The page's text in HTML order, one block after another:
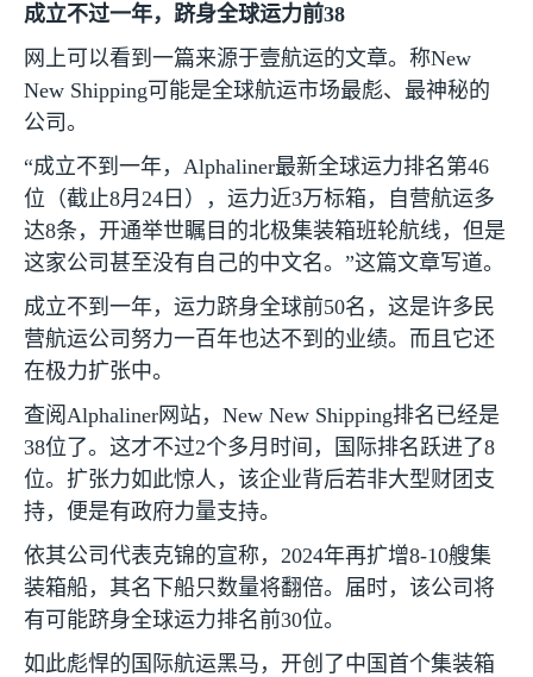
成立不过一年，跻身全球运力前38
网上可以看到一篇来源于壹航运的文章。称New
New Shipping可能是全球航运市场最彪、最神秘的
公司。
“成立不到一年， Alphaliner最新全球运力排名第46
位（截止8月 24 日），运力近3万标箱，自营航运多
达8条，开通举世瞩目的北极集装箱班轮航线，但是
这家公司甚至没有自己的中文名。”这篇文章写道。
成立不到一年，运力跻身全球前50名，这是许多民
营航运公司努力一百年也达不到的业绩。而且它还
在极力扩张中。
查阅 Alphaliner网站， New New Shipping排名已经是
38位了。这才不过2个多月时间，国际排名跃进了8
位。扩张力如此惊人，该企业背后若非大型财团支
持，便是有政府力量支持。
依其公司代表克锦的宣称， 2024年再扩增8-10艘集
装箱船，其名下船只数量将翻倍。届时，该公司将
有可能跻身全球运力排名前30位。
如此彪悍的国际航运黑马，开创了中国首个集装箱